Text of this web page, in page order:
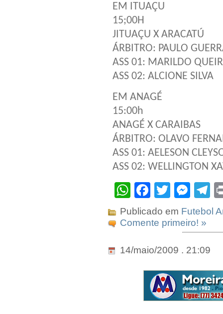
EM ITUAÇU
15;00H
JITUAÇU X ARACATÚ
ÁRBITRO: PAULO
ASS 01: MARILDO
ASS 02: ALCIONE SILVA
EM ANAGÉ
15:00h
ANAGÉ X CARAIBAS
ÁRBITRO: OLAVO
ASS 01: AELESON
ASS 02: WELLINGTON
WhatsApp
Facebook
Twitter
Publicado em Futebol
Comente primeiro! »
14/maio/2009 . 21:09